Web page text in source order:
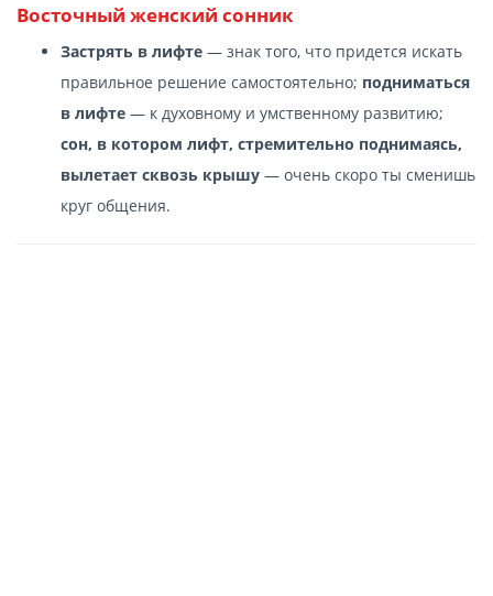
Восточный женский сонник
Застрять в лифте — знак того, что придется искать
правильное решение самостоятельно; подниматься
в лифте — к духовному и умственному развитию;
сон, в котором лифт, стремительно поднимаясь,
вылетает сквозь крышу — очень скоро ты сменишь
круг общения.